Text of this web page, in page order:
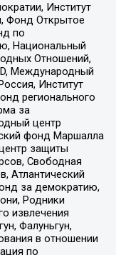
Институт
Фонд Открытое
по
Национальный
Отношений,
Международный
Институт
регионального
за
центр
фонд Маршалла
защиты
Свободная
Атлантический
за демократию,
Родники
извлечения
Фалуньгун,
в отношении
по